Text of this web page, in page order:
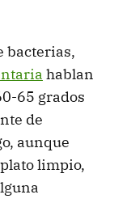
bacterias,
hablan
65 grados
de
aunque
limpio,